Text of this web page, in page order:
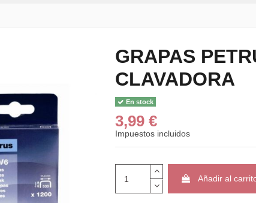
GRAPAS
CLAVADORA
En stock
3,99 €
Impuestos incluidos
Añadir al